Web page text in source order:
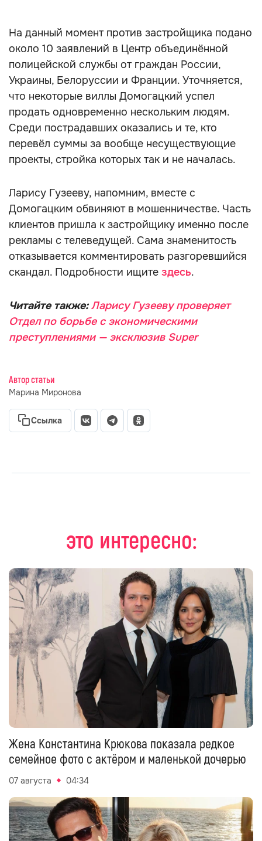
На данный момент против застройщика подано
около 10 заявлений в Центр объединённой
полицейской службы от граждан России,
Украины, Белоруссии и Франции. Уточняется,
что некоторые виллы Домогацкий успел
продать одновременно нескольким людям.
Среди пострадавших оказались и те, кто
перевёл суммы за вообще несуществующие
проекты, стройка которых так и не началась.
Ларису Гузееву, напомним, вместе с
Домогацким обвиняют в мошенничестве. Часть
клиентов пришла к застройщику именно после
рекламы с телеведущей. Сама знаменитость
отказывается комментировать разгоревшийся
скандал. Подробности ищите здесь.
Читайте также:Ларису Гузееву проверяет
Отдел по борьбе с экономическими
преступлениями — эксклюзив Super
Автор статьи
Марина Миронова
Ссылка
это интересно:
Жена Константина Крюкова показала редкое
семейное фото с актёром и маленькой дочерью
07 августа 04:34